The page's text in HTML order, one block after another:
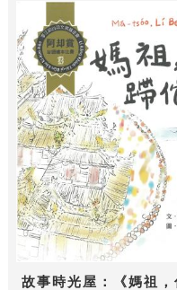
故事時光屋：《媽祖